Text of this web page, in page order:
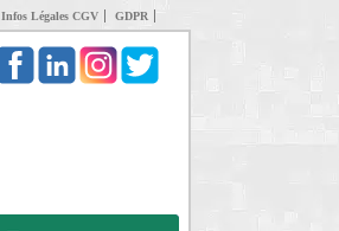
Infos Légales CGV GDPR